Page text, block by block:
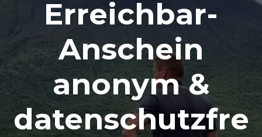
Erreichbar-
Anschein
anonym &
datenschutzfre